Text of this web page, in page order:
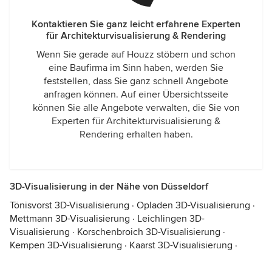
Kontaktieren Sie ganz leicht erfahrene Experten
für Architekturvisualisierung & Rendering
Wenn Sie gerade auf Houzz stöbern und schon
eine Baufirma im Sinn haben, werden Sie
feststellen, dass Sie ganz schnell Angebote
anfragen können. Auf einer Übersichtsseite
können Sie alle Angebote verwalten, die Sie von
Experten für Architekturvisualisierung &
Rendering erhalten haben.
3D-Visualisierung in der Nähe von Düsseldorf
Tönisvorst 3D-Visualisierung · Opladen 3D-Visualisierung ·
Mettmann 3D-Visualisierung · Leichlingen 3D-
Visualisierung · Korschenbroich 3D-Visualisierung ·
Kempen 3D-Visualisierung · Kaarst 3D-Visualisierung ·